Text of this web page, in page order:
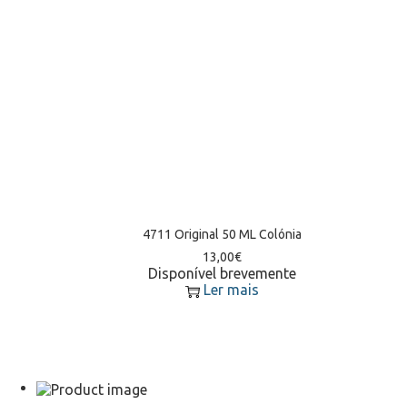
4711 Original 50 ML Colónia
13,00€
Disponível brevemente
Ler mais